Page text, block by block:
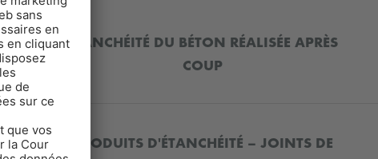
ÉTANCHÉITÉ DU BÉTON RÉALISÉE APRÈS
COUP
PRODUITS D'ÉTANCHÉITÉ – JOINTS DE